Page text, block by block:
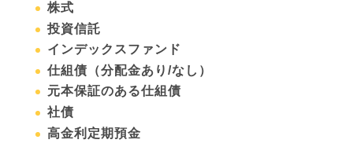
株式
投資信託
インデックスファンド
仕組債（分配金あり/なし）
元本保証のある仕組債
社債
高金利定期預金